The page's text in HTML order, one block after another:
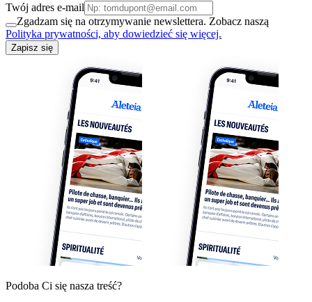
Twój adres e-mail
Zgadzam się na otrzymywanie newslettera. Zobacz naszą
Polityka prywatności, aby dowiedzieć się więcej.
Zapisz się
Podoba Ci się nasza treść?